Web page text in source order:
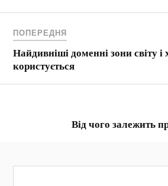
ПОПЕРЕДНЯ
Найдивніші доменні зони світу
користується
Від чого залежить